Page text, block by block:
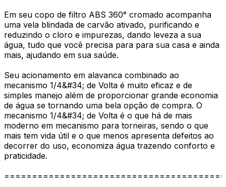
Em seu copo de filtro ABS 360° cromado acompanha
uma vela blindada de carvão ativado, purificando e
reduzindo o cloro e impurezas, dando leveza a sua
água, tudo que você precisa para para sua casa e ainda
mais, ajudando em sua saúde.
Seu acionamento em alavanca combinado ao
mecanismo 1/4&#34; de Volta é muito eficaz e de
simples manejo além de proporcionar grande economia
de água se tornando uma bela opção de compra. O
mecanismo 1/4&#34; de Volta é o que há de mais
moderno em mecanismo para torneiras, sendo o que
mais tem vida útil e o que menos apresenta defeitos ao
decorrer do uso, economiza água trazendo conforto e
praticidade.